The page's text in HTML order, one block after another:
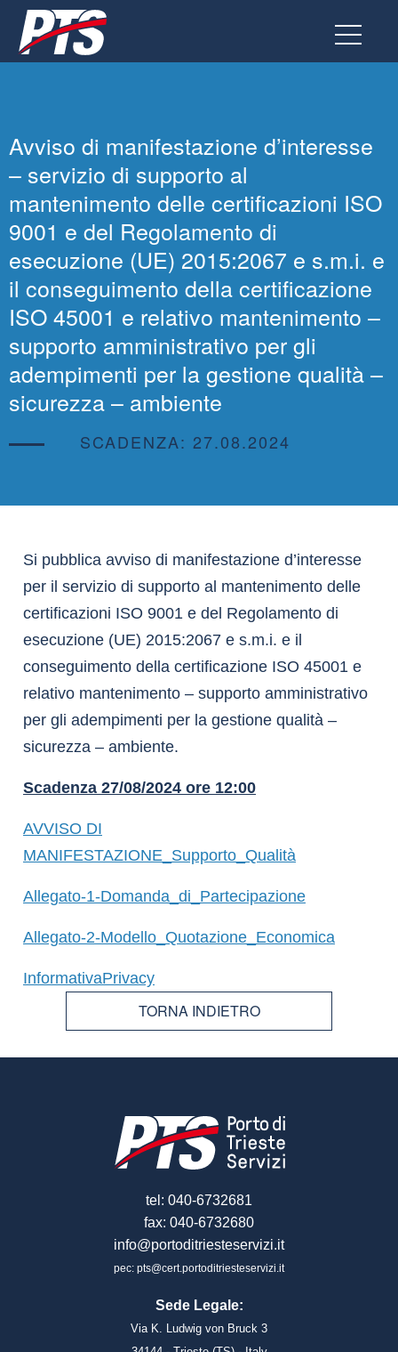
Vai
al
contenuto
Avviso di manifestazione d’interesse
– servizio di supporto al
mantenimento delle certificazioni ISO
9001 e del Regolamento di
esecuzione (UE) 2015:2067 e s.m.i. e
il conseguimento della certificazione
ISO 45001 e relativo mantenimento –
supporto amministrativo per gli
adempimenti per la gestione qualità –
sicurezza – ambiente
SCADENZA: 27.08.2024
Si pubblica avviso di manifestazione d’interesse
per il servizio di supporto al mantenimento delle
certificazioni ISO 9001 e del Regolamento di
esecuzione (UE) 2015:2067 e s.m.i. e il
conseguimento della certificazione ISO 45001 e
relativo mantenimento – supporto amministrativo
per gli adempimenti per la gestione qualità –
sicurezza – ambiente.
Scadenza 27/08/2024 ore 12:00
AVVISO DI
MANIFESTAZIONE_Supporto_Qualità
Allegato-1-Domanda_di_Partecipazione
Allegato-2-Modello_Quotazione_Economica
InformativaPrivacy
TORNA INDIETRO
tel: 040-6732681
fax: 040-6732680
info@portoditriesteservizi.it
pec: pts@cert.portoditriesteservizi.it
Sede Legale:
Via K. Ludwig von Bruck 3